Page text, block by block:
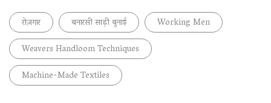
रोज़गार बनारसी साड़ी बुनाई
Working Men
Weavers Handloom Techniques
Machine-Made Textiles